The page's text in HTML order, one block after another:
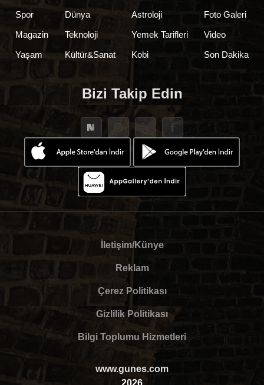
Spor
Magazin
Yaşam
Dünya
Teknoloji
Kültür&Sanat
Astroloji
Yemek Tarifleri
Kobi
Foto Galeri
Video
Son Dakika
Bizi Takip Edin
İletişim/Künye
Reklam
Çerez Politikası
Gizlilik Politikası
Bilgi Toplumu Hizmetleri
www.gunes.com
2026